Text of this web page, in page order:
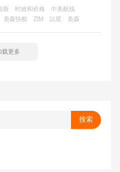
电商至少半壁江山是在广东深
以星快船之后，对于华南卖家
媲美，没必要再舍近求远，费
斯 时效和价格
中美航线
美森快船 ZIM 以星 美森
载更多